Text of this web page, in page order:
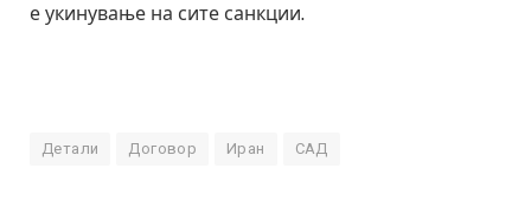
е укинување на сите санкции.
Детали Договор Иран САД